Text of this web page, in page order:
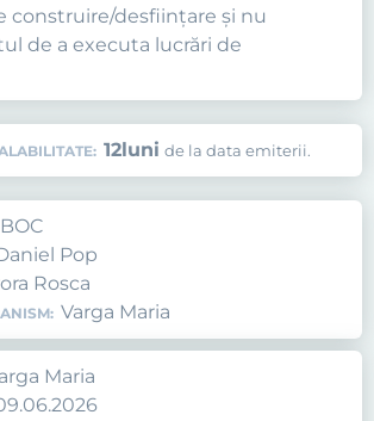
construire/desfiinţare şi nu
de a executa lucrări de
12luni de la data emiterii.
Pop
Rosca
Varga Maria
Maria